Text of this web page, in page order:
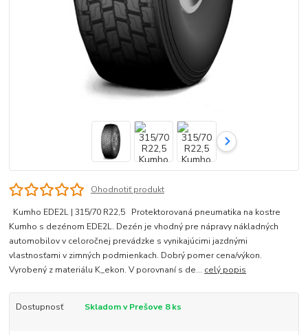
Ohodnotiť produkt
Kumho EDE2L | 315/70 R22,5 Protektorovaná pneumatika na kostre
Kumho s dezénom EDE2L. Dezén je vhodný pre nápravy nákladných
automobilov v celoročnej prevádzke s vynikajúcimi jazdnými
vlastnosťami v zimných podmienkach. Dobrý pomer cena/výkon.
Vyrobený z materiálu K_ekon. V porovnaní s de... celý popis
Dostupnosť Skladom v Prešove 8 ks